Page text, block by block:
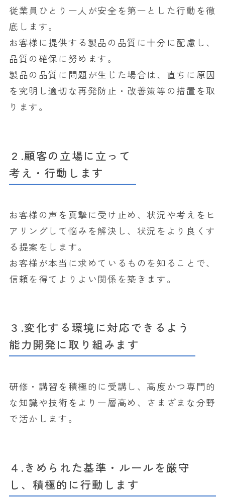
従業員ひとり一人が安全を第一とした行動を徹
底します。
お客様に提供する製品の品質に十分に配慮し、
品質の確保に努めます。
製品の品質に問題が生じた場合は、直ちに原因
を究明し適切な再発防止・改善策等の措置を取
ります。
２.顧客の立場に立って
考え・行動します
お客様の声を真摯に受け止め、状況や考えをヒ
アリングして悩みを解決し、状況をより良くす
る提案をします。
お客様が本当に求めているものを知ることで、
信頼を得てよりよい関係を築きます。
３.変化する環境に対応できるよう
能力開発に取り組みます
研修・講習を積極的に受講し、高度かつ専門的
な知識や技術をより一層高め、さまざまな分野
で活かします。
４.きめられた基準・ルールを厳守
し、積極的に行動します